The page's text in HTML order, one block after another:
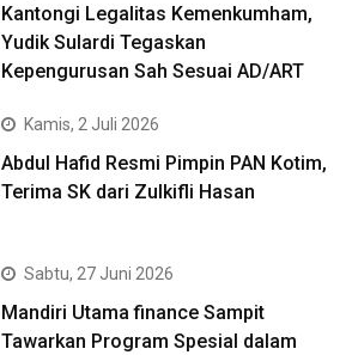
Kantongi Legalitas Kemenkumham,
Yudik Sulardi Tegaskan
Kepengurusan Sah Sesuai AD/ART
Kamis, 2 Juli 2026
Abdul Hafid Resmi Pimpin PAN Kotim,
Terima SK dari Zulkifli Hasan
Sabtu, 27 Juni 2026
Mandiri Utama finance Sampit
Tawarkan Program Spesial dalam